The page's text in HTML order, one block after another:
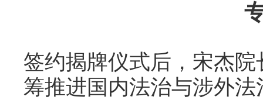
签约揭牌仪式后，宋杰
筹推进国内法治与涉外